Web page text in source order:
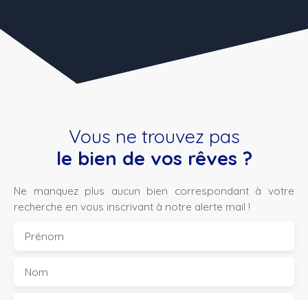
Vous ne trouvez pas
le bien de vos rêves ?
Ne manquez plus aucun bien correspondant à votre
recherche en vous inscrivant à notre alerte mail !
Prénom
Nom